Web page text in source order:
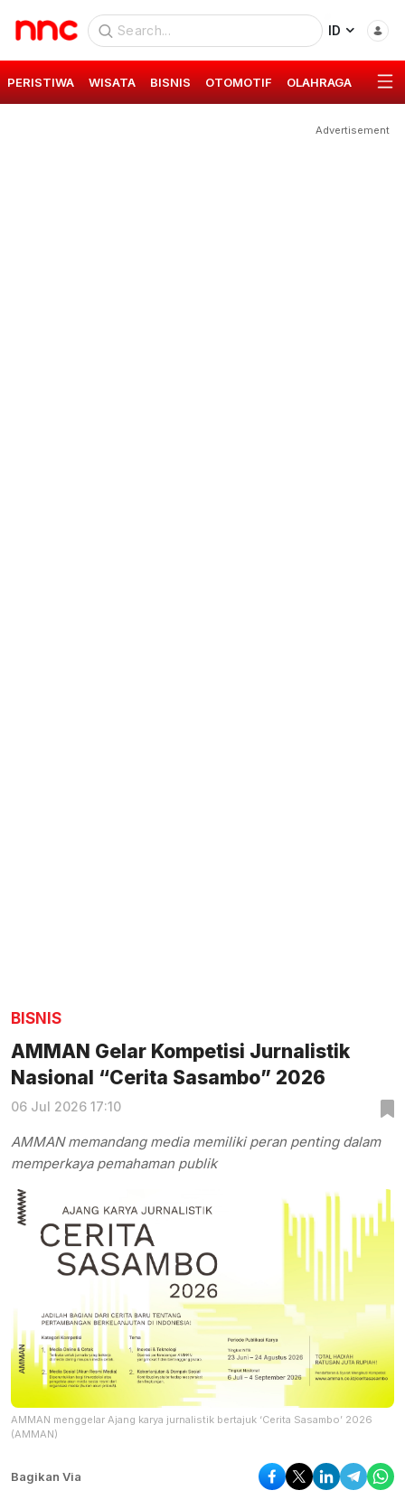
ID
PERISTIWA WISATA BISNIS OTOMOTIF OLAHRAGA GAYA
Advertisement
BISNIS
AMMAN Gelar Kompetisi Jurnalistik
Nasional “Cerita Sasambo” 2026
06 Jul 2026 17:10
AMMAN memandang media memiliki peran penting dalam
memperkaya pemahaman publik
AMMAN menggelar Ajang karya jurnalistik bertajuk ‘Cerita Sasambo’ 2026
(AMMAN)
Bagikan Via